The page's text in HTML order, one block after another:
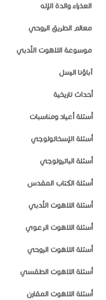
العذراء والدة الإله
معالم الطريق الروحي
موسوعة اللاهوت الأدبي
آباؤنا الرسل
أحداث تاريخية
أسئلة أعياد ومناسبات
أسئلة الإسخاتولوجي
أسئلة الباترولوجي
أسئلة الكتاب المقدس
أسئلة اللاهوت الأدبي
أسئلة اللاهوت الرعوي
أسئلة اللاهوت الروحي
أسئلة اللاهوت الطقسي
أسئلة اللاهوت المقارن